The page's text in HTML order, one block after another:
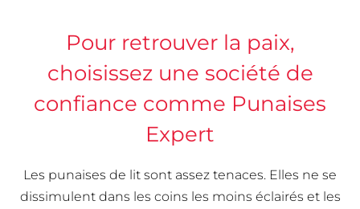
Pour retrouver la paix,
choisissez une société de
confiance comme Punaises
Expert
Les punaises de lit sont assez tenaces. Elles ne se
dissimulent dans les coins les moins éclairés et les